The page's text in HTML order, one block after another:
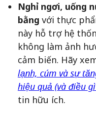
Nghỉ ngơi, uống
bằng với thực
này hỗ trợ hệ
không làm ảnh
cảm biến. Hãy
lạnh, cúm và sự
hiệu quả (và điều
tin hữu ích.